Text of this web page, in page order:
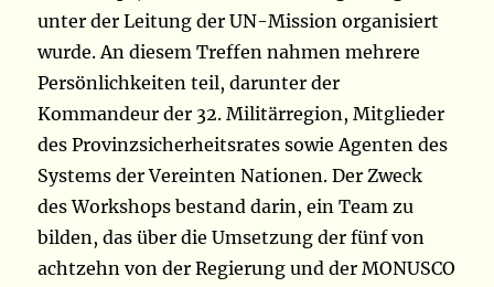
unter der Leitung der UN-Mission organisiert
wurde. An diesem Treffen nahmen mehrere
Persönlichkeiten teil, darunter der
Kommandeur der 32. Militärregion, Mitglieder
des Provinzsicherheitsrates sowie Agenten des
Systems der Vereinten Nationen. Der Zweck
des Workshops bestand darin, ein Team zu
bilden, das über die Umsetzung der fünf von
achtzehn von der Regierung und der MONUSCO